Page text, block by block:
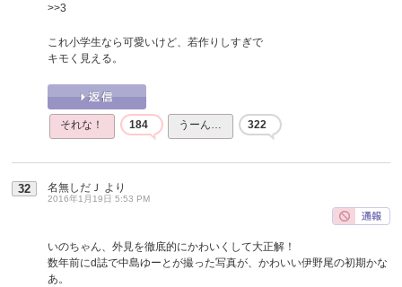
>>3
これ小学生なら可愛いけど、若作りしすぎで
キモく見える。
それな！ 184 うーん… 322
32 名無しだＪ より
2016年1月19日 5:53 PM
いのちゃん、外見を徹底的にかわいくして大正解！
数年前にd誌で中島ゆーとが撮った写真が、かわいい伊野尾の初期かな
あ。